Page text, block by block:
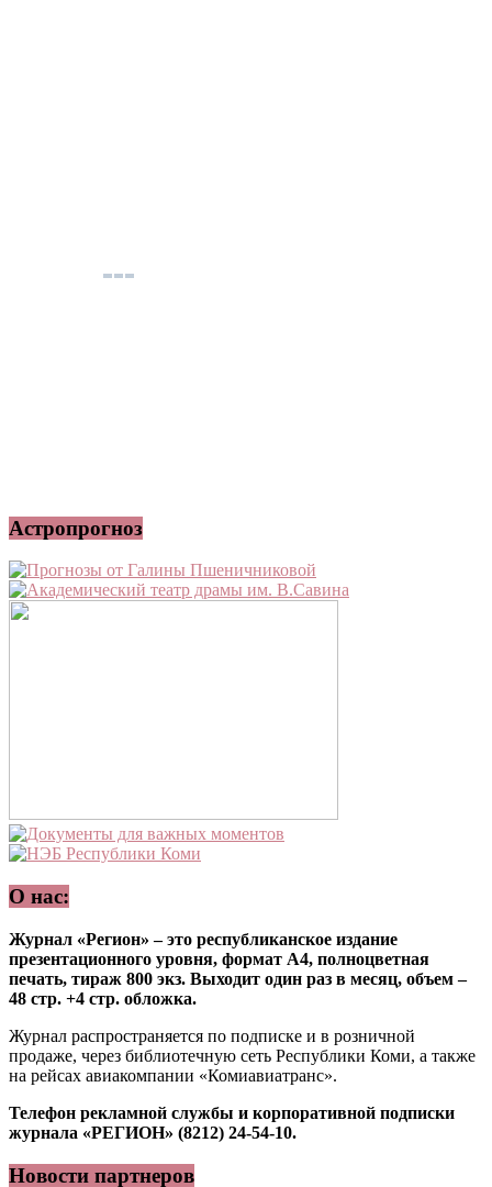
Астропрогноз
О нас:
Журнал «Регион» – это республиканское издание
презентационного уровня, формат А4, полноцветная
печать, тираж 800 экз. Выходит один раз в месяц, объем –
48 стр. +4 стр. обложка.
Журнал распространяется по подписке и в розничной
продаже, через библиотечную сеть Республики Коми, а также
на рейсах авиакомпании «Комиавиатранс».
Телефон рекламной службы и корпоративной подписки
журнала «РЕГИОН» (8212) 24-54-10.
Новости партнеров